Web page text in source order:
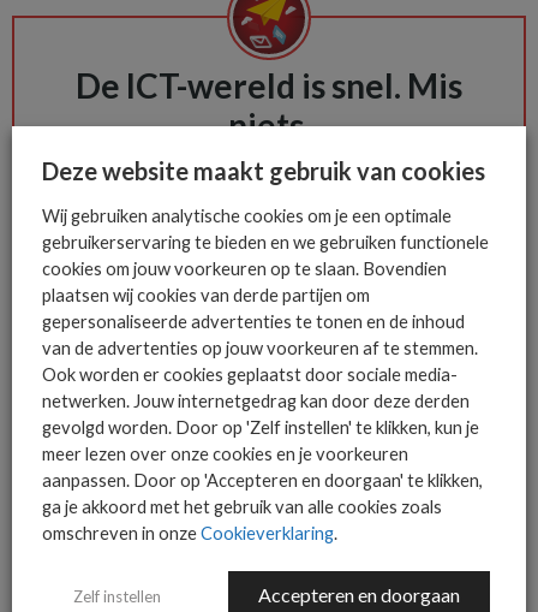
De ICT-wereld is snel. Mis
niets.
Het allerlaatste ICT nieuws in jouw
mailbox
Deze website maakt gebruik van cookies
Wij gebruiken analytische cookies om je een optimale
gebruikerservaring te bieden en we gebruiken functionele
cookies om jouw voorkeuren op te slaan. Bovendien
plaatsen wij cookies van derde partijen om
gepersonaliseerde advertenties te tonen en de inhoud
van de advertenties op jouw voorkeuren af te stemmen.
Ook worden er cookies geplaatst door sociale media-
netwerken. Jouw internetgedrag kan door deze derden
gevolgd worden. Door op 'Zelf instellen' te klikken, kun je
meer lezen over onze cookies en je voorkeuren
aanpassen. Door op 'Accepteren en doorgaan' te klikken,
ga je akkoord met het gebruik van alle cookies zoals
omschreven in onzeCookieverklaring.
Zelf instellen Accepteren en doorgaan